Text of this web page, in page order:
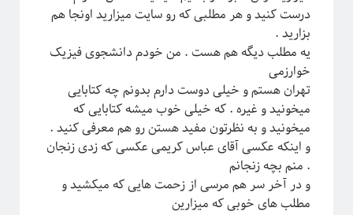
درست کنید و هر مطلبی که رو سایت میزارید اونجا هم
بزارید .
یه مطلب دیگه هم هست . من خودم دانشجوی فیزیک
خوارزمی
تهران هستم و خیلی دوست دارم بدونم چه کتابایی
میخونید و غیره . که خیلی خوب میشه کتابایی که
میخونید و به نظرتون مفید هستن رو هم معرفی کنید .
و اینکه عکسی آقای عباس کریمی عکسی که زدی زنجان
. منم بچه زنجانم
و در آخر سر هم مرسی از زحمت هایی که میکشید و
مطلب های خوبی که میزارین